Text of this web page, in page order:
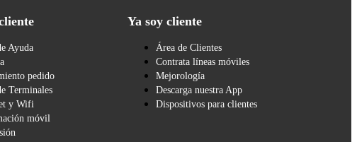
Ayuda
pedido
Terminales
y Wifi
móvil
Ya soy cliente
Área de Clientes
Contrata líneas móviles
Mejorología
Descarga nuestra App
Dispositivos para clientes